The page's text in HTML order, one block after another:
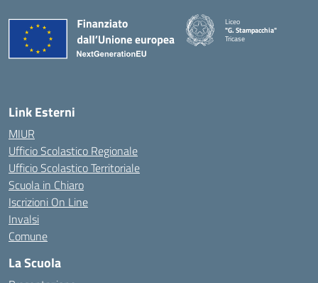
Liceo
"G. Stampacchia"
Tricase
Link Esterni
MIUR
Ufficio Scolastico Regionale
Ufficio Scolastico Territoriale
Scuola in Chiaro
Iscrizioni On Line
Invalsi
Comune
La Scuola